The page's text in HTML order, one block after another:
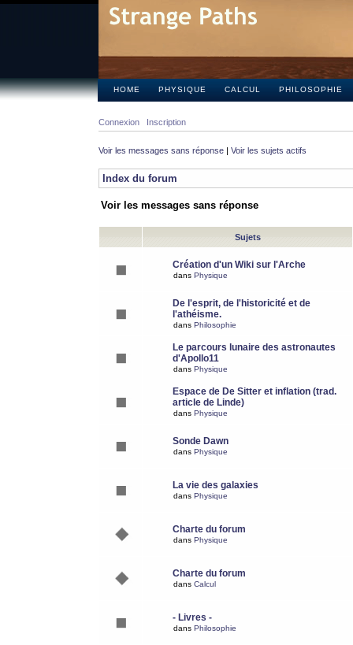
HOME PHYSIQUE CALCUL PHILOSOPHIE
Connexion Inscription
Voir les messages sans réponse | Voir les sujets actifs
Index du forum
Voir les messages sans réponse
Sujets
Création d'un Wiki sur l'Arche
dans Physique
De l'esprit, de l'historicité et de
l'athéisme.
dans Philosophie
Le parcours lunaire des astronautes
d'Apollo11
dans Physique
Espace de De Sitter et inflation (trad.
article de Linde)
dans Physique
Sonde Dawn
dans Physique
La vie des galaxies
dans Physique
Charte du forum
dans Physique
Charte du forum
dans Calcul
- Livres -
dans Philosophie